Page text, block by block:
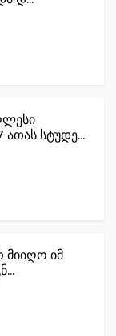
ათას სტუდე...
მიიღო იმ